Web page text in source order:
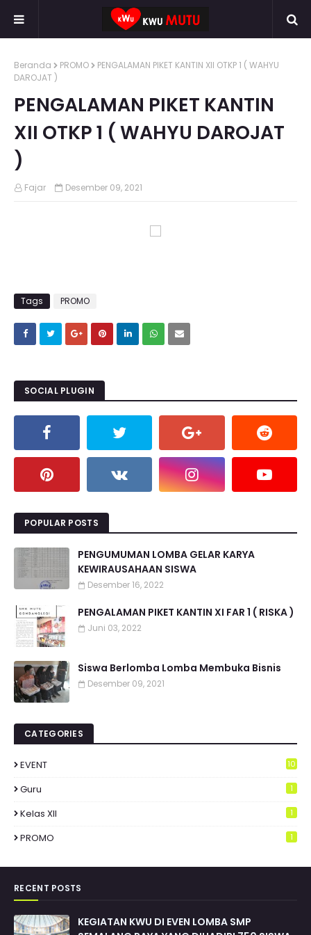
Beranda PROMO
PENGALAMAN PIKET KANTIN XII OTKP 1 ( WAHYU
DAROJAT )
PENGALAMAN PIKET KANTIN
XII OTKP 1 ( WAHYU DAROJAT
)
Fajar Desember 09, 2021
Tags PROMO
SOCIAL PLUGIN
POPULAR POSTS
PENGUMUMAN LOMBA GELAR KARYA
KEWIRAUSAHAAN SISWA
Desember 16, 2022
PENGALAMAN PIKET KANTIN XI FAR 1 ( RISKA )
Juni 03, 2022
Siswa Berlomba Lomba Membuka Bisnis
Desember 09, 2021
CATEGORIES
EVENT 10
Guru 1
Kelas XII 1
PROMO 1
RECENT POSTS
KEGIATAN KWU DI EVEN LOMBA SMP